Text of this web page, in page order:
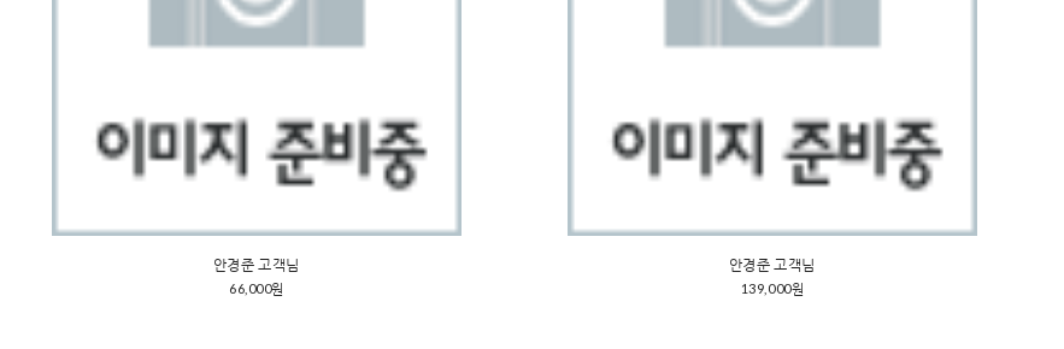
안경준 고객님
66,000원
안경준 고객님
139,000원